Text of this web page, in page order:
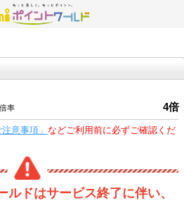
率 4倍
意事項」 などご利用前に必ずご確認くだ
ルドはサービス終了に伴い、